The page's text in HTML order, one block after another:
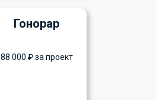
Гонорар
88 000 ₽ за проект